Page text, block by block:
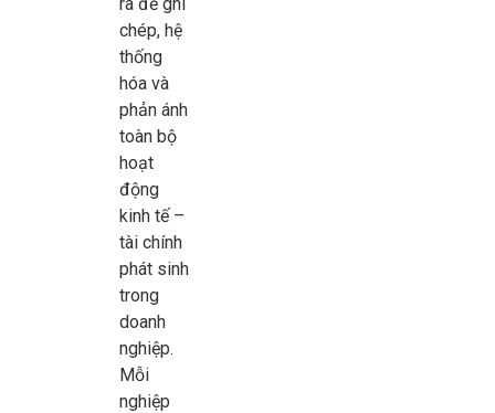
chép, hệ
thống
hóa và
phản ánh
toàn bộ
hoạt
động
kinh tế –
tài chính
phát sinh
trong
doanh
nghiệp.
Mỗi
nghiệp